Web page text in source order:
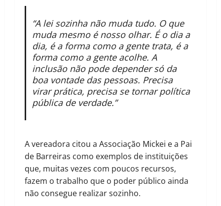
“A lei sozinha não muda tudo. O que
muda mesmo é nosso olhar. É o dia a
dia, é a forma como a gente trata, é a
forma como a gente acolhe. A
inclusão não pode depender só da
boa vontade das pessoas. Precisa
virar prática, precisa se tornar política
pública de verdade.”
A vereadora citou a Associação Mickei e a Pai
de Barreiras como exemplos de instituições
que, muitas vezes com poucos recursos,
fazem o trabalho que o poder público ainda
não consegue realizar sozinho.